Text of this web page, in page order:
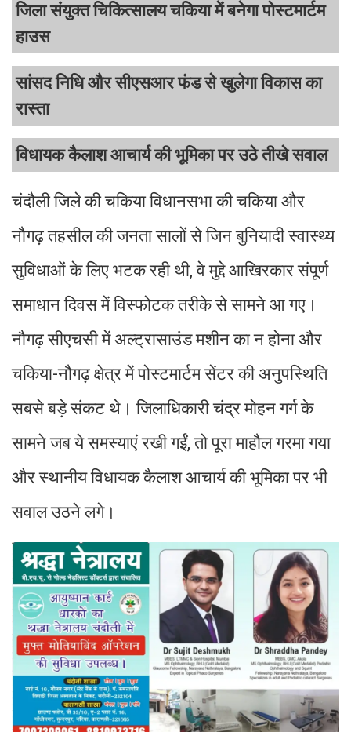
जिला संयुक्त चिकित्सालय चकिया में बनेगा पोस्टमार्टम
हाउस
सांसद निधि और सीएसआर फंड से खुलेगा विकास का
रास्ता
विधायक कैलाश आचार्य की भूमिका पर उठे तीखे सवाल
चंदौली जिले की चकिया विधानसभा की चकिया और
नौगढ़ तहसील की जनता सालों से जिन बुनियादी स्वास्थ्य
सुविधाओं के लिए भटक रही थी, वे मुद्दे आखिरकार संपूर्ण
समाधान दिवस में विस्फोटक तरीके से सामने आ गए।
नौगढ़ सीएचसी में अल्ट्रासाउंड मशीन का न होना और
चकिया-नौगढ़ क्षेत्र में पोस्टमार्टम सेंटर की अनुपस्थिति
सबसे बड़े संकट थे। जिलाधिकारी चंद्र मोहन गर्ग के
सामने जब ये समस्याएं रखी गईं, तो पूरा माहौल गरमा गया
और स्थानीय विधायक कैलाश आचार्य की भूमिका पर भी
सवाल उठने लगे।